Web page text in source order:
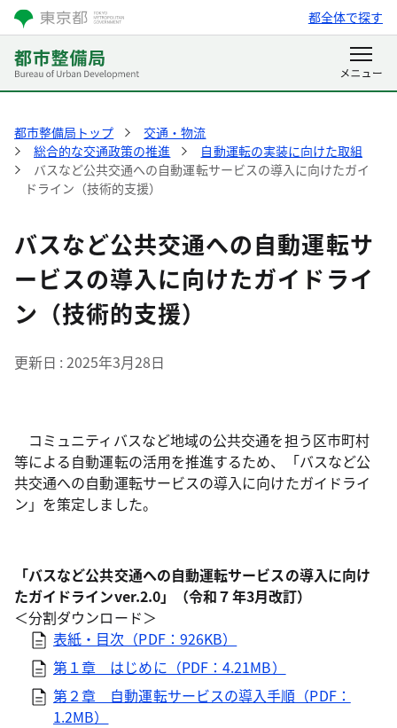
都全体で探す
都市整備局トップ
交通・物流
総合的な交通政策の推進
自動運転の実装に向けた取組
バスなど公共交通への自動運転サービスの導入に向けたガイ
ドライン（技術的支援）
バスなど公共交通への自動運転サ
ービスの導入に向けたガイドライ
ン（技術的支援）
更新日 2025年3月28日
コミュニティバスなど地域の公共交通を担う区市町村
等による自動運転の活用を推進するため、「バスなど公
共交通への自動運転サービスの導入に向けたガイドライ
ン」を策定しました。
「バスなど公共交通への自動運転サービスの導入に向け
たガイドラインver.2.0」（令和７年3月改訂）
＜分割ダウンロード＞
表紙・目次（PDF：926KB）
第１章 はじめに（PDF：4.21MB）
第２章 自動運転サービスの導入手順（PDF：
1.2MB）